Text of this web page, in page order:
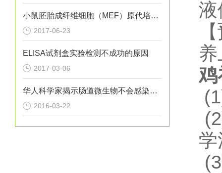
小鼠胚胎成纤维细胞（MEF）原代培养实验
2017-06-23
ELISA试剂盒实验检测不成功的原因
2017-03-06
华人科学家揭示肠道微生物不会感染人体自身的机制
2016-03-22
液
鸡